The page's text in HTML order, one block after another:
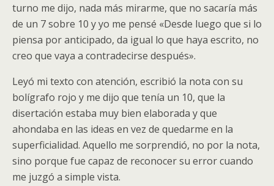
turno me dijo, nada más mirarme, que no sacaría más
de un 7 sobre 10 y yo me pensé «Desde luego que si lo
piensa por anticipado, da igual lo que haya escrito, no
creo que vaya a contradecirse después».
Leyó mi texto con atención, escribió la nota con su
bolígrafo rojo y me dijo que tenía un 10, que la
disertación estaba muy bien elaborada y que
ahondaba en las ideas en vez de quedarme en la
superficialidad. Aquello me sorprendió, no por la nota,
sino porque fue capaz de reconocer su error cuando
me juzgó a simple vista.